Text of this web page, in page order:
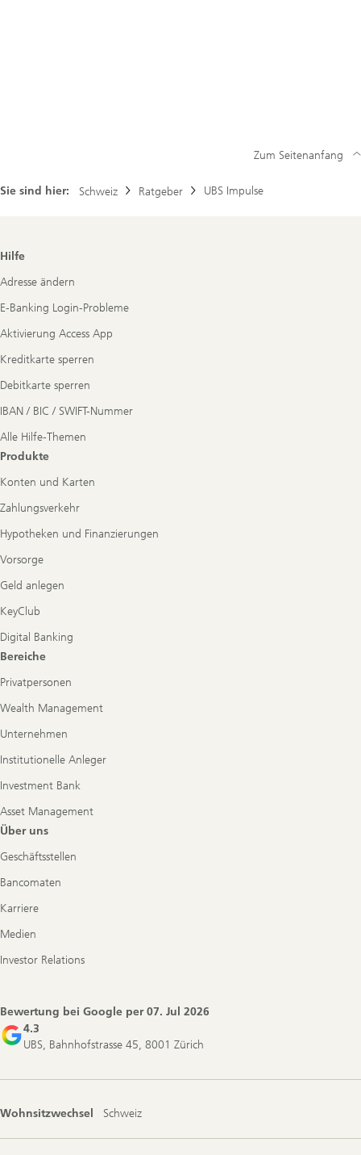
Sie sind hier: Schweiz Ratgeber UBS Impulse
Zum Seitenanfang
Footer
Hilfe
Adresse ändern
E-Banking Login-Probleme
Aktivierung Access App
Kreditkarte sperren
Debitkarte sperren
IBAN / BIC / SWIFT-Nummer
Alle Hilfe-Themen
Produkte
Konten und Karten
Zahlungsverkehr
Hypotheken und Finanzierungen
Vorsorge
Geld anlegen
KeyClub
Digital Banking
Bereiche
Privatpersonen
Wealth Management
Unternehmen
Institutionelle Anleger
Investment Bank
Asset Management
Über uns
Geschäftsstellen
Bancomaten
Karriere
Medien
Investor Relations
Bewertung bei Google per07. Jul 2026
4.3
UBS, Bahnhofstrasse 45, 8001 Zürich
Wohnsitzwechsel Schweiz